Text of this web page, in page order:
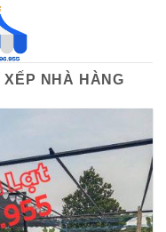
XẾP NHÀ HÀNG